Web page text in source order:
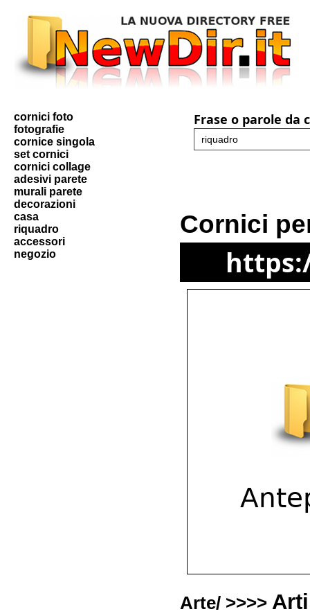
cornici foto
fotografie
cornice singola
set cornici
cornici collage
adesivi parete
murali parete
decorazioni
casa
riquadro
accessori
negozio
Frase o parole da
Cornici
Arte/ >>>>